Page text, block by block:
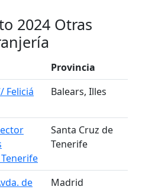
2024 Otras
Provincia
Feliciá
Balears, Illes
Santa Cruz de
Tenerife
de
Madrid